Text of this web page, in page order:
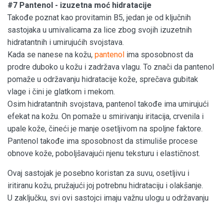
#7 Pantenol - izuzetna moć hidratacije
Takođe poznat kao provitamin B5, jedan je od ključnih
sastojaka u umivalicama za lice zbog svojih izuzetnih
hidratantnih i umirujućih svojstava.
Kada se nanese na kožu, pantenol ima sposobnost da
prodre duboko u kožu i zadržava vlagu. To znači da pantenol
pomaže u održavanju hidratacije kože, sprečava gubitak
vlage i čini je glatkom i mekom.
Osim hidratantnih svojstava, pantenol takođe ima umirujući
efekat na kožu. On pomaže u smirivanju iritacija, crvenila i
upale kože, čineći je manje osetljivom na spoljne faktore.
Pantenol takođe ima sposobnost da stimuliše procese
obnove kože, poboljšavajući njenu teksturu i elastičnost.
Ovaj sastojak je posebno koristan za suvu, osetljivu i
iritiranu kožu, pružajući joj potrebnu hidrataciju i olakšanje.
U zaključku, svi ovi sastojci imaju važnu ulogu u održavanju